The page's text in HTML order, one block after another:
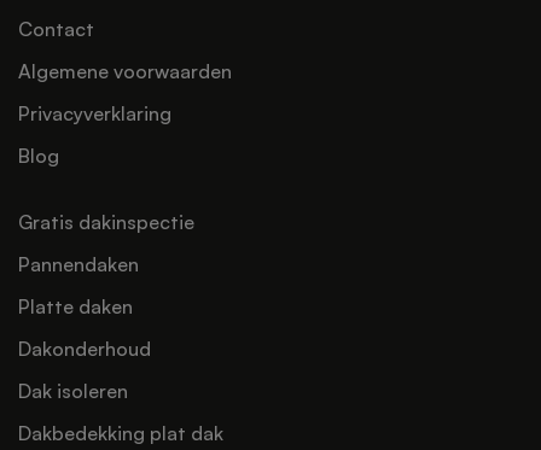
Contact
Algemene voorwaarden
Privacyverklaring
Blog
Gratis dakinspectie
Pannendaken
Platte daken
Dakonderhoud
Dak isoleren
Dakbedekking plat dak